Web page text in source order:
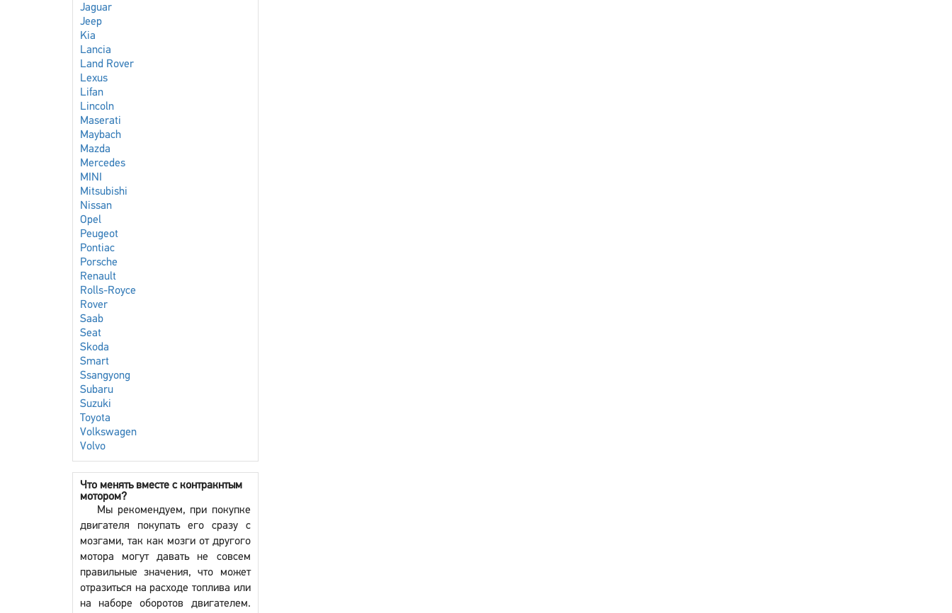
Jaguar
Jeep
Kia
Lancia
Land Rover
Lexus
Lifan
Lincoln
Maserati
Maybach
Mazda
Mercedes
MINI
Mitsubishi
Nissan
Opel
Peugeot
Pontiac
Porsche
Renault
Rolls-Royce
Rover
Saab
Seat
Skoda
Smart
Ssangyong
Subaru
Suzuki
Toyota
Volkswagen
Volvo
Что менять вместе с контракнтым
мотором?
Мы рекомендуем, при покупке
двигателя покупать его сразу с
мозгами, так как мозги от другого
мотора могут давать не совсем
правильные значения, что может
отразиться на расходе топлива или
на наборе оборотов двигателем.